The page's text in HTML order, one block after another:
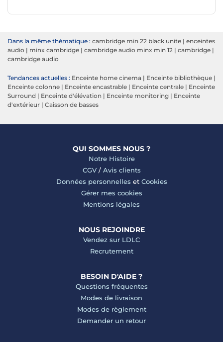
Dans la même thématique : cambridge min 22 black unite | enceintes
audio | minx cambridge | cambridge audio minx min 12 | cambridge |
cambridge audio
Tendances actuelles : Enceinte home cinema | Enceinte bibliothèque |
Enceinte colonne | Enceinte encastrable | Enceinte centrale | Enceinte
Surround | Enceinte d'élévation | Enceinte monitoring | Enceinte
d'extérieur | Caisson de basses
QUI SOMMES NOUS ?
Notre Histoire
CGV/ Avis clients
Données personnelles et Cookies
Gérer mes cookies
Mentions légales
NOUS REJOINDRE
Vendez sur LDLC
Recrutement
BESOIN D'AIDE ?
Questions fréquentes
Modes de livraison
Modes de règlement
Demander un retour